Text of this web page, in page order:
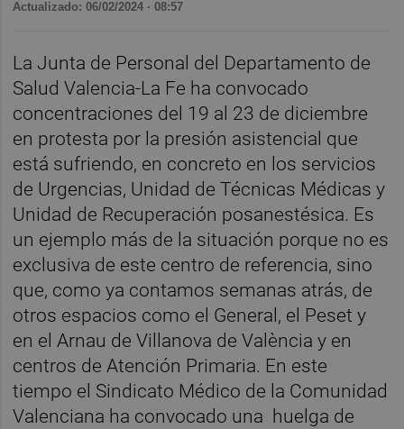
Actualizado: 06/02/2024 · 08:57
La Junta de Personal del Departamento de
Salud Valencia-La Fe ha convocado
concentraciones del 19 al 23 de diciembre
en protesta por la presión asistencial que
está sufriendo, en concreto en los servicios
de Urgencias, Unidad de Técnicas Médicas y
Unidad de Recuperación posanestésica. Es
un ejemplo más de la situación porque no es
exclusiva de este centro de referencia, sino
que, como ya contamos semanas atrás, de
otros espacios como el General, el Peset y
en el Arnau de Villanova de València y en
centros de Atención Primaria. En este
tiempo el Sindicato Médico de la Comunidad
Valenciana ha convocado una huelga de